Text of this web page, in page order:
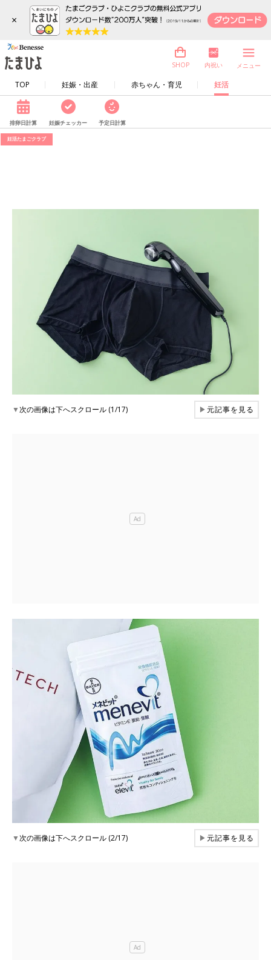
×
TOP 妊娠・出産 赤ちゃん・育児 妊活
SHOP 内祝い メニュー
排卵日計算 妊娠チェッカー 予定日計算
妊活たまごクラブ
▼次の画像は下へスクロール (1/17) ▶元記事を見る
▼次の画像は下へスクロール (2/17) ▶元記事を見る